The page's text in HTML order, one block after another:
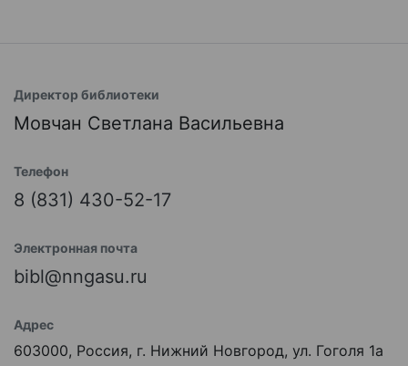
Директор библиотеки
Мовчан Светлана Васильевна
Телефон
8 (831) 430-52-17
Электронная почта
bibl@nngasu.ru
Адрес
603000, Россия, г. Нижний Новгород, ул. Гоголя 1а